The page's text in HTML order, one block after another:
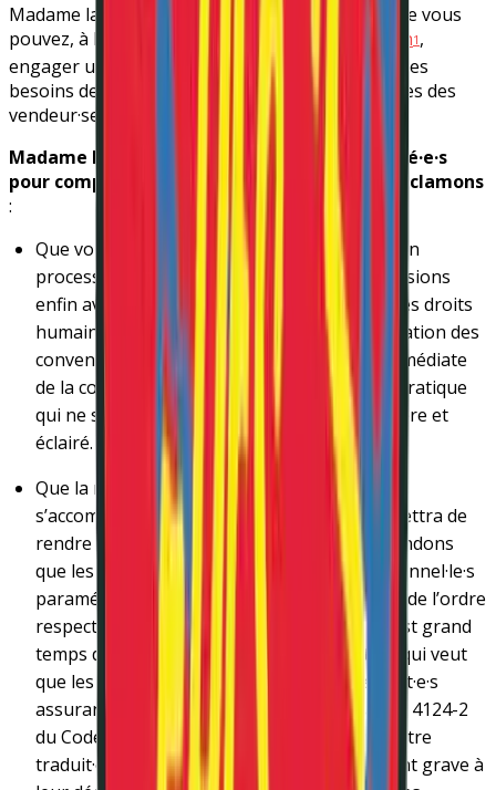
Madame la Première Ministre, nous pensons que vous
pouvez, à l’instar de
votre homologue norvégien1 ,
engager un changement en vous appuyant sur les
besoins des citoyen·ne·s plutôt que les prophéties des
vendeur·se·s de vent.
Madame la Première Ministre, nous, les laissé·e·s
pour compte des politiques de santé, nous réclamons
:
Que vous et votre gouvernement engagiez un
processus démocratique pour que nous puissions
enfin avoir des lois qui aident et respectent les droits
humains. Nous demandons la mise en application des
conventions internationales et l’abolition immédiate
de la contention, de l’isolement, et de toute pratique
qui ne soit pas basée sur le consentement libre et
éclairé.
Que la reconnaissance des droits humains
s’accompagne d’une judiciarisation qui permettra de
rendre ce droit effectif. À ce titre, nous demandons
que les médecins psychiatres et les professionnel·le·s
paramédicales·aux relèvent de leurs conseils de l’ordre
respectifs selon les modalités ordinaires. Il est grand
temps de mettre fin à ce régime d’exception qui veut
que les médecins du cadre public et les expert·e·s
assurant une mission de service public (art. L 4124-2
du Code la Santé Publique) ne puissent pas être
traduit·e·s, en cas de faute ou de manquement grave à